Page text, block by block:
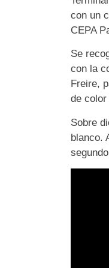
con un
CEPA
Se
con la
Freire,
de
Sobre
blanco.